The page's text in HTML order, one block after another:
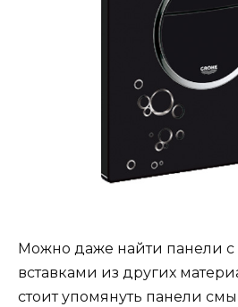
Можно даже найти панели
вставками из других
стоит упомянуть панели